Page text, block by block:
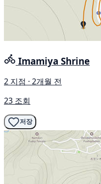
Imamiya Shrine
2 지점 · 2개월 전
23 조회
저장